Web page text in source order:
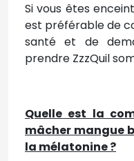
Si vous êtes
est préférable de
santé et de
prendre ZzzQuil
Quelle est la
mâcher mangue
la mélatonine ?